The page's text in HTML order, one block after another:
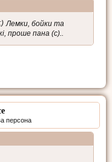
Лемки, бойки та
проше пана (с)..
персона